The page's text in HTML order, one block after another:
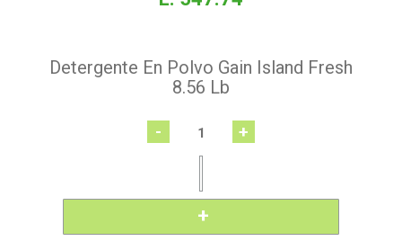
Detergente En Polvo Gain Island Fresh
8.56 Lb
- +